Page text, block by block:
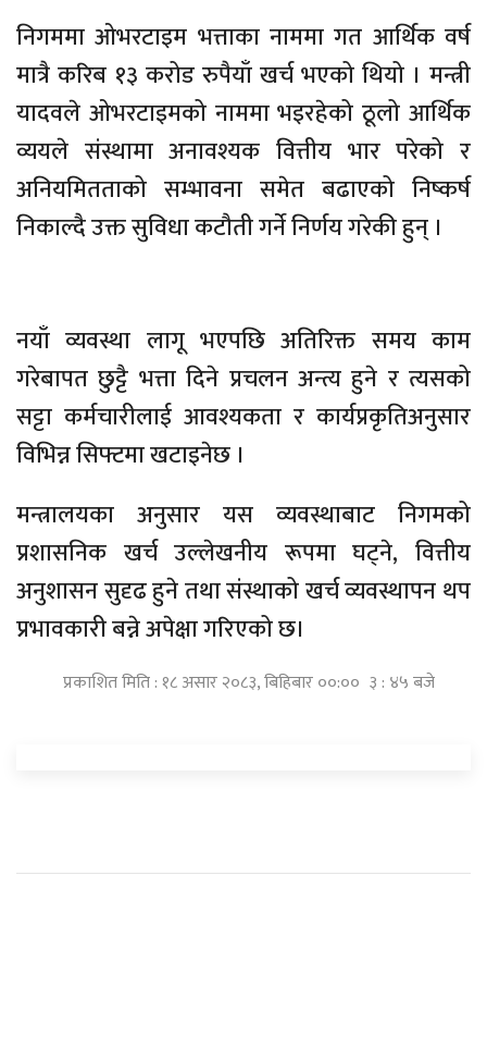
निगममा ओभरटाइम भत्ताका नाममा गत आर्थिक वर्ष
मात्रै करिब १३ करोड रुपैयाँ खर्च भएको थियो । मन्त्री
यादवले ओभरटाइमको नाममा भइरहेको ठूलो आर्थिक
व्ययले संस्थामा अनावश्यक वित्तीय भार परेको र
अनियमितताको सम्भावना समेत बढाएको निष्कर्ष
निकाल्दै उक्त सुविधा कटौती गर्ने निर्णय गरेकी हुन् ।
नयाँ व्यवस्था लागू भएपछि अतिरिक्त समय काम
गरेबापत छुट्टै भत्ता दिने प्रचलन अन्त्य हुने र त्यसको
सट्टा कर्मचारीलाई आवश्यकता र कार्यप्रकृतिअनुसार
विभिन्न सिफ्टमा खटाइनेछ ।
मन्त्रालयका अनुसार यस व्यवस्थाबाट निगमको
प्रशासनिक खर्च उल्लेखनीय रूपमा घट्ने, वित्तीय
अनुशासन सुदृढ हुने तथा संस्थाको खर्च व्यवस्थापन थप
प्रभावकारी बन्ने अपेक्षा गरिएको छ।
प्रकाशित मिति : १८ असार २०८३, बिहिबार ००:०० ३ : ४५ बजे